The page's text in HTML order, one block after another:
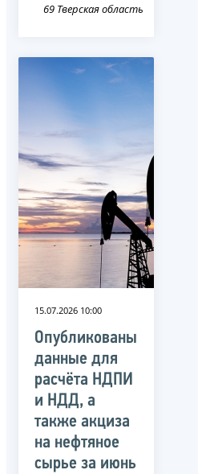
69 Тверская область
15.07.2026 10:00
Опубликованы
данные для
расчёта НДПИ
и НДД, а
также акциза
на нефтяное
сырье за июнь